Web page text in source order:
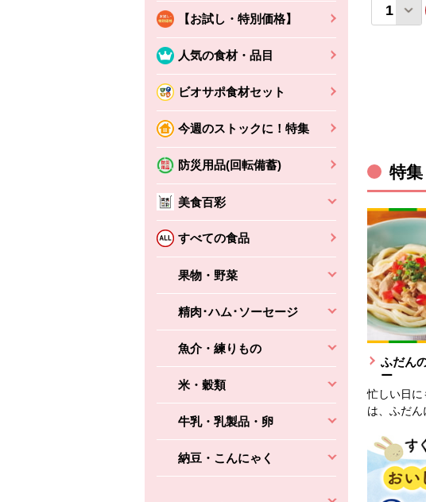
【お試し・特別価格】
人気の食材・品目
ビオサポ食材セット
今週のストックに！特集
防災用品(回転備蓄)
美食百彩
すべての食品
果物・野菜
精肉･ハム･ソーセージ
魚介・練りもの
米・穀類
牛乳・乳製品・卵
納豆・こんにゃく
かごへ
特集
ふだん
ー
忙しい日に
は、ふだん